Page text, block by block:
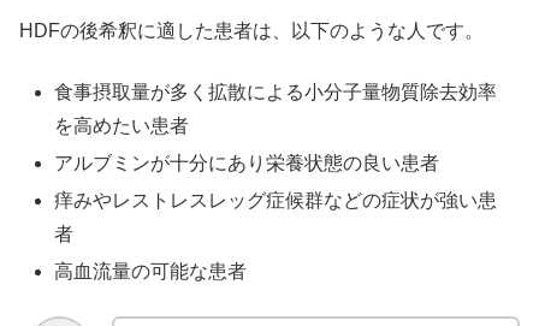
HDFの後希釈に適した患者は、以下のような人です。
食事摂取量が多く拡散による小分子量物質除去効率
を高めたい患者
アルブミンが十分にあり栄養状態の良い患者
痒みやレストレスレッグ症候群などの症状が強い患
者
高血流量の可能な患者